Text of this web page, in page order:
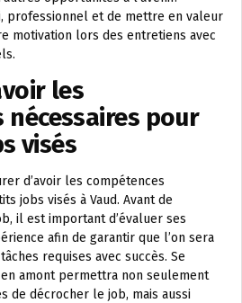
professionnel et de mettre en valeur
motivation lors des entretiens avec
les
nécessaires pour
visés
d’avoir les compétences
jobs visés à Vaud. Avant de
il est important d’évaluer ses
afin de garantir que l’on sera
requises avec succès. Se
amont permettra non seulement
de décrocher le job, mais aussi